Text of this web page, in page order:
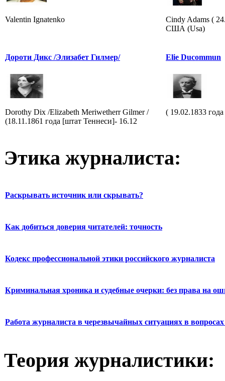
Valentin Ignatenko
Cindy Adams (
США (Usa)
Дороти Дикс /Элизабет Гилмер/
Dorothy Dix /Elizabeth Meriwetherr Gilmer /
(18.11.1861 года [штат Теннеси]- 16.12
Elie Ducommun
( 19.02.1833
Этика журналиста:
Раскрывать источник или скрывать?
Как добиться доверия читателей: точность
Кодекс профессиональной этики российского журналиста
Криминальная хроника и судебные очерки: без права на
Работа журналиста в черезвычайных ситуациях в вопросах
Теория журналистики: